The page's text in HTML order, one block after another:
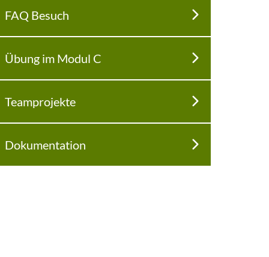
FAQ Besuch
Übung im Modul C
Teamprojekte
Dokumentation